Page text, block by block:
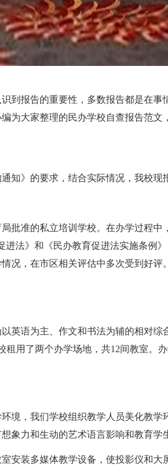
到报告的重要性，多数报告都是在事
为大家整理的民办学校自查报告范文
知》的要求，结合实际情况，我校现
批准的私立培训学校。在办学过程中
进法》和《民办教育促进法实施条例
况，在市区相关评估中多次受到好评
英语为主、作文和书法为辅的相对综
用了两个办学场地，共12间教室。办
境，我们学校组织教学人员美化教学
象力和生动的艺术语言影响和教育学
安装多媒体教学设备，使投影仪和大